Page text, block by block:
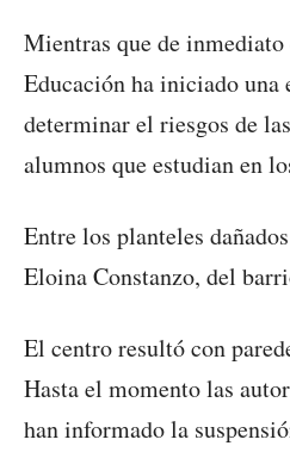
Mientras que de
Educación ha iniciado una
determinar el riesgos de
alumnos que estudian en
Entre los planteles
Eloina Constanzo, del
El centro resultó con
Hasta el momento las
han informado la